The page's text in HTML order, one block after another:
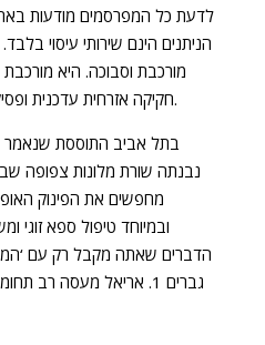
לדעת כל המפרסמים מודעות
הניתנים הינם שירותי עיסוי
מורכבת וסבוכה. היא מורכבת
חקיקה אזרחית עדכנית ופסיקות המתחדשות מדי יום ביומו.
בתל אביב התוססת שנאמר
נבנתה שורת מלונות צפופה
מחפשים את הפינוק
הדברים שאתה מקבל רק עם
גברים 1. אריאל מעסה רב